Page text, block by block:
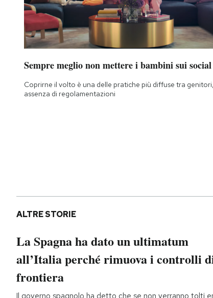
Sempre meglio non mettere i bambini sui social
Coprirne il volto è una delle pratiche più diffuse tra
assenza di regolamentazioni
ALTRE STORIE
La Spagna ha dato un ultimatum
all’Italia perché rimuova i controlli
frontiera